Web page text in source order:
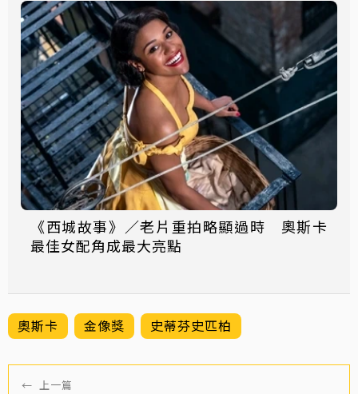
《西城故事》／老片重拍略顯過時 奧斯卡
最佳女配角成最大亮點
奧斯卡 金像獎 史蒂芬史匹柏
← 上一篇